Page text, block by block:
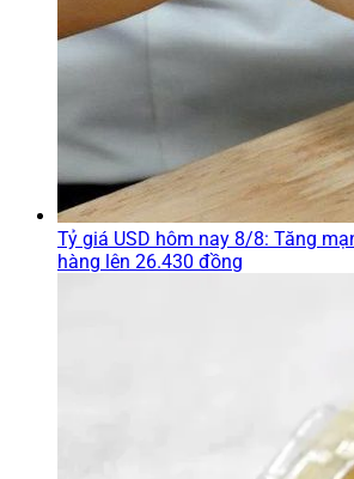
Tỷ giá USD hôm nay 8/8: Tăng
hàng lên 26.430 đồng